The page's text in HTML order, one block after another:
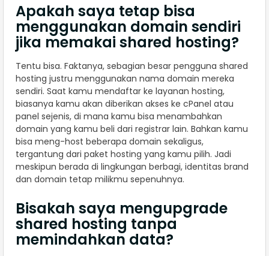
Apakah saya tetap bisa
menggunakan domain sendiri
jika memakai shared hosting?
Tentu bisa. Faktanya, sebagian besar pengguna shared
hosting justru menggunakan nama domain mereka
sendiri. Saat kamu mendaftar ke layanan hosting,
biasanya kamu akan diberikan akses ke cPanel atau
panel sejenis, di mana kamu bisa menambahkan
domain yang kamu beli dari registrar lain. Bahkan kamu
bisa meng-host beberapa domain sekaligus,
tergantung dari paket hosting yang kamu pilih. Jadi
meskipun berada di lingkungan berbagi, identitas brand
dan domain tetap milikmu sepenuhnya.
Bisakah saya mengupgrade
shared hosting tanpa
memindahkan data?